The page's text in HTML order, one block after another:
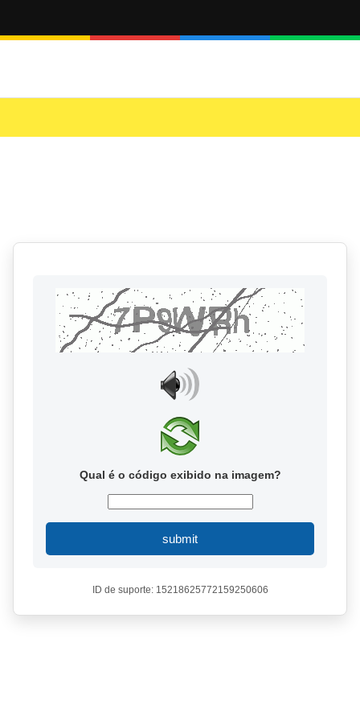
Qual é o código exibido na imagem?
submit
ID de suporte: 15218625772159250606